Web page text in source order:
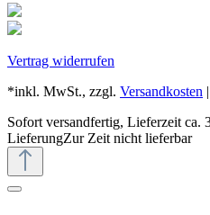
Vertrag widerrufen
*inkl. MwSt., zzgl. Versandkosten
Sofort versandfertig, Lieferzeit ca.
LieferungZur Zeit nicht lieferbar